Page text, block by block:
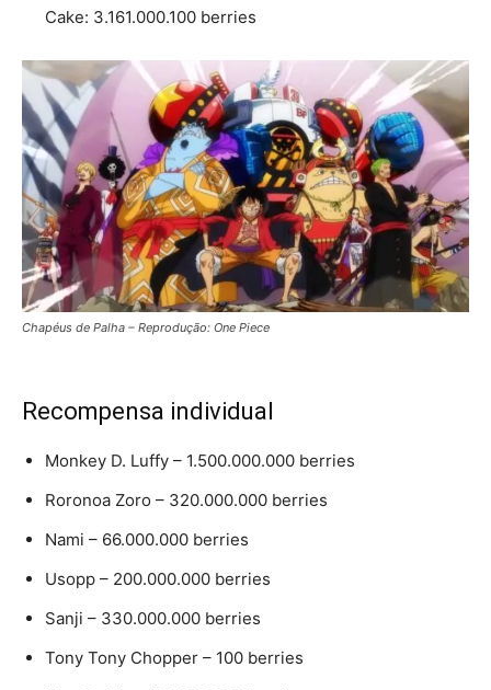
Cake: 3.161.000.100 berries
Chapéus de Palha – Reprodução: One Piece
Recompensa individual
Monkey D. Luffy – 1.500.000.000 berries
Roronoa Zoro – 320.000.000 berries
Nami – 66.000.000 berries
Usopp – 200.000.000 berries
Sanji – 330.000.000 berries
Tony Tony Chopper – 100 berries